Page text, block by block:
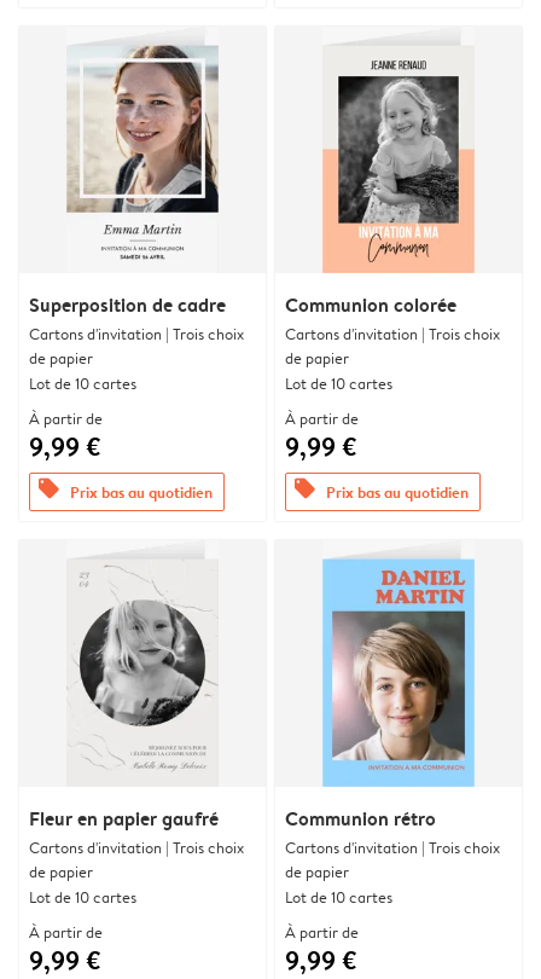
Superposition de cadre
Cartons d'invitation | Trois choix
de papier
Lot de 10 cartes
À partir de
9,99 €
offers Prix bas au quotidien
Communion colorée
Cartons d'invitation | Trois choix
de papier
Lot de 10 cartes
À partir de
9,99 €
offers Prix bas au quotidien
Fleur en papier gaufré
Cartons d'invitation | Trois choix
de papier
Lot de 10 cartes
À partir de
9,99 €
Communion rétro
Cartons d'invitation | Trois choix
de papier
Lot de 10 cartes
À partir de
9,99 €